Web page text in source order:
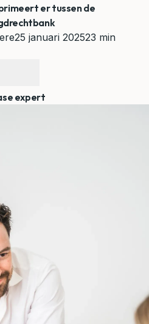
er tussen de
25 januari 202523 min
expert